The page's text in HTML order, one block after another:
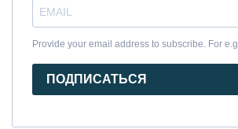
Provide your email address to subscribe. For
ПОДПИСАТЬСЯ